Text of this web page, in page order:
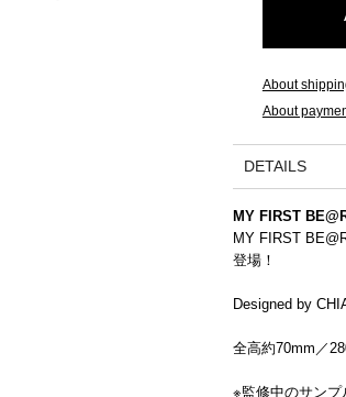
'BONE'
'TIME'
About
About
DETAILS
MY FIRST
MY FIRST
登場！
Designed by
全高約70mm／
※監修中のサンプ